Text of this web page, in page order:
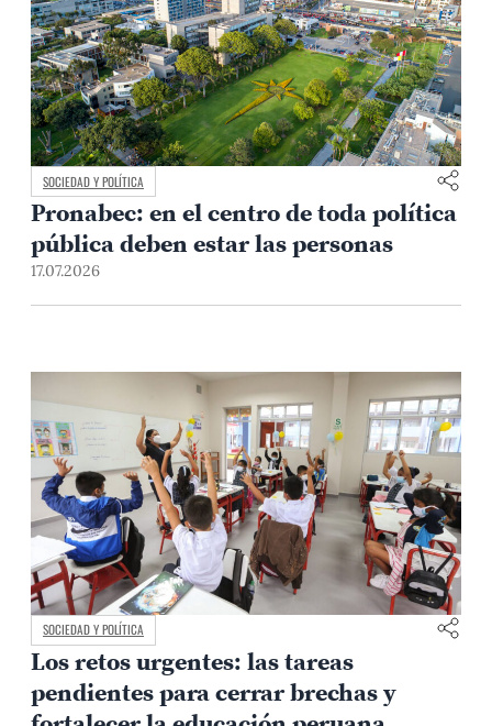
SOCIEDAD Y POLÍTICA
Pronabec: en el centro de toda política
pública deben estar las personas
17.07.2026
SOCIEDAD Y POLÍTICA
Los retos urgentes: las tareas
pendientes para cerrar brechas y